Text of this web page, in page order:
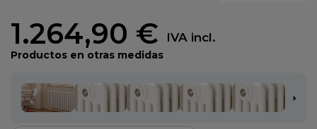
1.264,90 € IVA incl.
Productos en otras medidas